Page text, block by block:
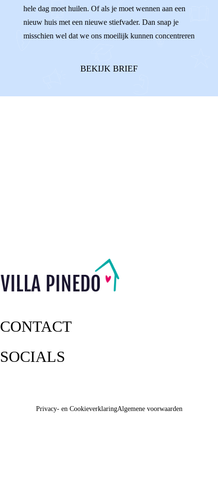
hele dag moet huilen. Of als je moet wennen aan een
nieuw huis met een nieuwe stiefvader. Dan snap je
misschien wel dat we ons moeilijk kunnen concentreren
BEKIJK BRIEF
CONTACT
SOCIALS
Privacy- en CookieverklaringAlgemene voorwaarden